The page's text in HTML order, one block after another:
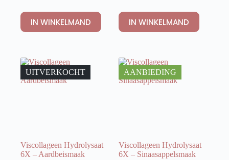
IN WINKELMAND IN WINKELMAND
UITVERKOCHT
Viscollageen Hydrolysaat
6X – Aardbeismaak
AANBIEDING
Viscollageen Hydrolysaat
6X – Sinaasappelsmaak